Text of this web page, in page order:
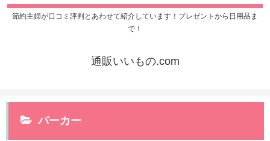
節約主婦が口コミ評判とあわせて紹介しています！プレゼントから日用品ま
で！
通販いいもの.com
パーカー